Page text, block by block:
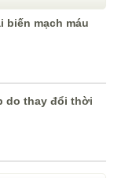
biến mạch máu
do thay đổi thời